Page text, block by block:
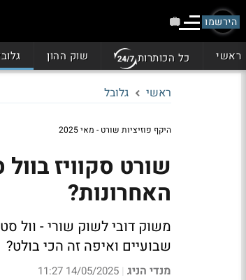
הירשמו
ראשי כל הכותרות שוק ההון
ראשי גלובל
היקף פוזיציות שורט - מאי 2025
שורט סקוויז
האחרונות?
משוק דובי לשוק שורי - וול
שבועיים ואיפה זה הכי בולט?
מנדי הניג |
14/05/2025 11:27